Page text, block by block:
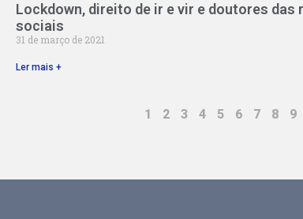
Lockdown, direito de ir e vir e doutores das
sociais
31 de março de 2021
Ler mais +
1 2 3 4 5 6 7 8 9